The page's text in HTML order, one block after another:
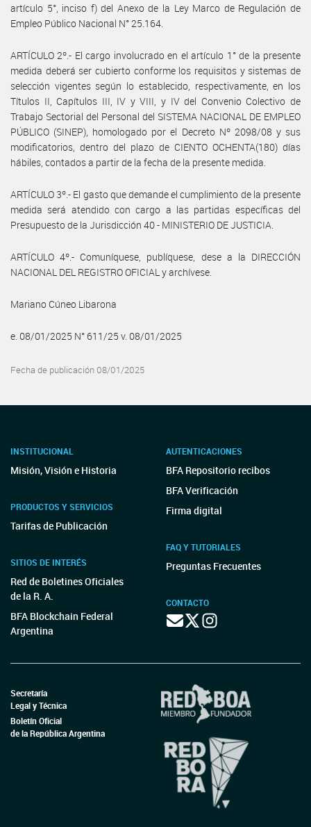
artículo 5°, inciso f) del Anexo de la Ley Marco de Regulación de
Empleo Público Nacional N° 25.164.
ARTÍCULO 2º.- El cargo involucrado en el artículo 1° de la presente
medida deberá ser cubierto conforme los requisitos y sistemas de
selección vigentes según lo establecido, respectivamente, en los
Títulos II, Capítulos III, IV y VIII, y IV del Convenio Colectivo de
Trabajo Sectorial del Personal del SISTEMA NACIONAL DE EMPLEO
PÚBLICO (SINEP), homologado por el Decreto Nº 2098/08 y sus
modificatorios, dentro del plazo de CIENTO OCHENTA(180) días
hábiles, contados a partir de la fecha de la presente medida.
ARTÍCULO 3º.- El gasto que demande el cumplimiento de la presente
medida será atendido con cargo a las partidas específicas del
Presupuesto de la Jurisdicción 40 - MINISTERIO DE JUSTICIA.
ARTÍCULO 4º.- Comuníquese, publíquese, dese a la DIRECCIÓN
NACIONAL DEL REGISTRO OFICIAL y archívese.
Mariano Cúneo Libarona
e. 08/01/2025 N° 611/25 v. 08/01/2025
Fecha de publicación 08/01/2025
INSTITUCIONAL
Misión, Visión e Historia
PRODUCTOS Y SERVICIOS
Tarifas de Publicación
SITIOS DE INTERÉS
Red de Boletines Oficiales
de la R. A.
BFA Blockchain Federal
Argentina
AUTENTICACIONES
BFA Repositorio recibos
BFA Verificación
Firma digital
FAQ Y TUTORIALES
Preguntas Frecuentes
CONTACTO
Secretaría
Legal y Técnica
Boletín Oficial
de la República Argentina